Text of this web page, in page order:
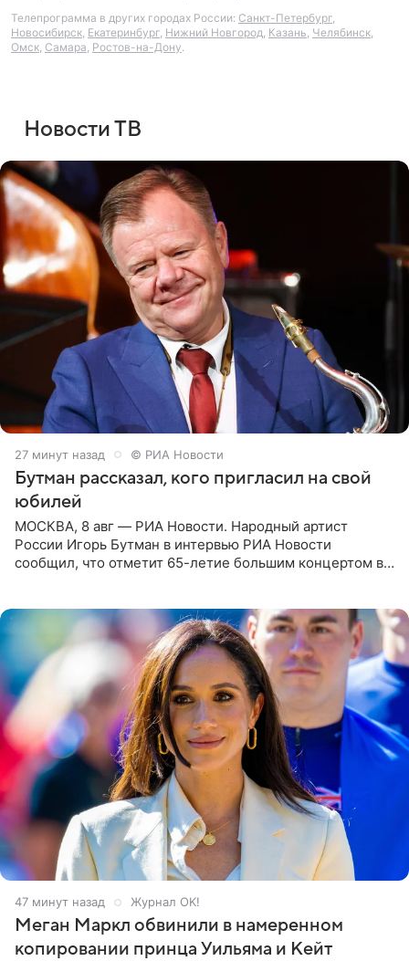
Телепрограмма в других городах России: Санкт-Петербург,
Новосибирск, Екатеринбург, Нижний Новгород, Казань, Челябинск,
Омск, Самара, Ростов-на-Дону.
Новости ТВ
27 минут назад © РИА Новости
Бутман рассказал, кого пригласил на свой
юбилей
МОСКВА, 8 авг — РИА Новости. Народный артист
России Игорь Бутман в интервью РИА Новости
сообщил, что отметит 65-летие большим концертом в
47 минут назад Журнал OK!
Меган Маркл обвинили в намеренном
копировании принца Уильяма и Кейт